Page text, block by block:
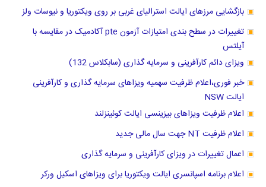
بازگشایی مرزهای ایالت استرالیای غربی بر روی ویکتوریا و نیوسات ولز
تغییرات در سطح بندی امتیازات آزمون pte آکادمیک در مقایسه با
آیلتس
ویزای دائم کارآفرینی و سرمایه گذاری (سابکلاس 132)
خبر فوری،اعلام ظرفیت سهمیه ویزاهای سرمایه گذاری و کارآفرینی
ایالت NSW
اعلام ظرفیت ویزاهای بیزینسی ایالت کوئینزلند
اعلام ظرفیت NT جهت سال مالی جدید
اعمال تغییرات در ویزای کارآفرینی و سرمایه گذاری
اعلام برنامه اسپانسری ایالت ویکتوریا برای ویزاهای اسکیل ورکر